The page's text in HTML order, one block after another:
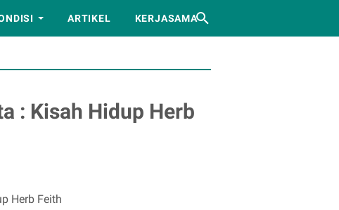
ARTIKEL KERJASAMA
: Kisah Hidup Herb
Herb Feith